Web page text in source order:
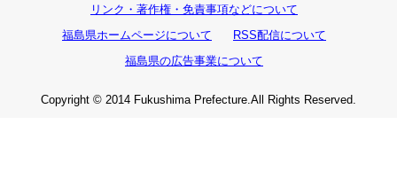
リンク・著作権・免責事項などについて
福島県ホームページについて
RSS配信について
福島県の広告事業について
Copyright © 2014 Fukushima Prefecture.All Rights Reserved.